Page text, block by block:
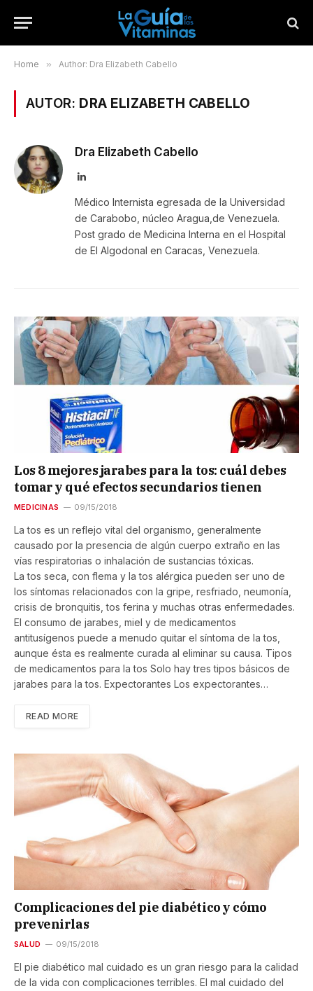
Home » Author: Dra Elizabeth Cabello
AUTOR: DRA ELIZABETH CABELLO
Dra Elizabeth Cabello
LinkedIn
Médico Internista egresada de la Universidad
de Carabobo, núcleo Aragua,de Venezuela.
Post grado de Medicina Interna en el Hospital
de El Algodonal en Caracas, Venezuela.
Los 8 mejores jarabes para la tos: cuál debes
tomar y qué efectos secundarios tienen
MEDICINAS 09/15/2018
La tos es un reflejo vital del organismo, generalmente
causado por la presencia de algún cuerpo extraño en las
vías respiratorias o inhalación de sustancias tóxicas.
La tos seca, con flema y la tos alérgica pueden ser uno de
los síntomas relacionados con la gripe, resfriado, neumonía,
crisis de bronquitis, tos ferina y muchas otras enfermedades.
El consumo de jarabes, miel y de medicamentos
antitusígenos puede a menudo quitar el síntoma de la tos,
aunque ésta es realmente curada al eliminar su causa. Tipos
de medicamentos para la tos Solo hay tres tipos básicos de
jarabes para la tos. Expectorantes Los expectorantes…
READ MORE
Complicaciones del pie diabético y cómo
prevenirlas
SALUD 09/15/2018
El pie diabético mal cuidado es un gran riesgo para la calidad
de la vida con complicaciones terribles. El mal cuidado del